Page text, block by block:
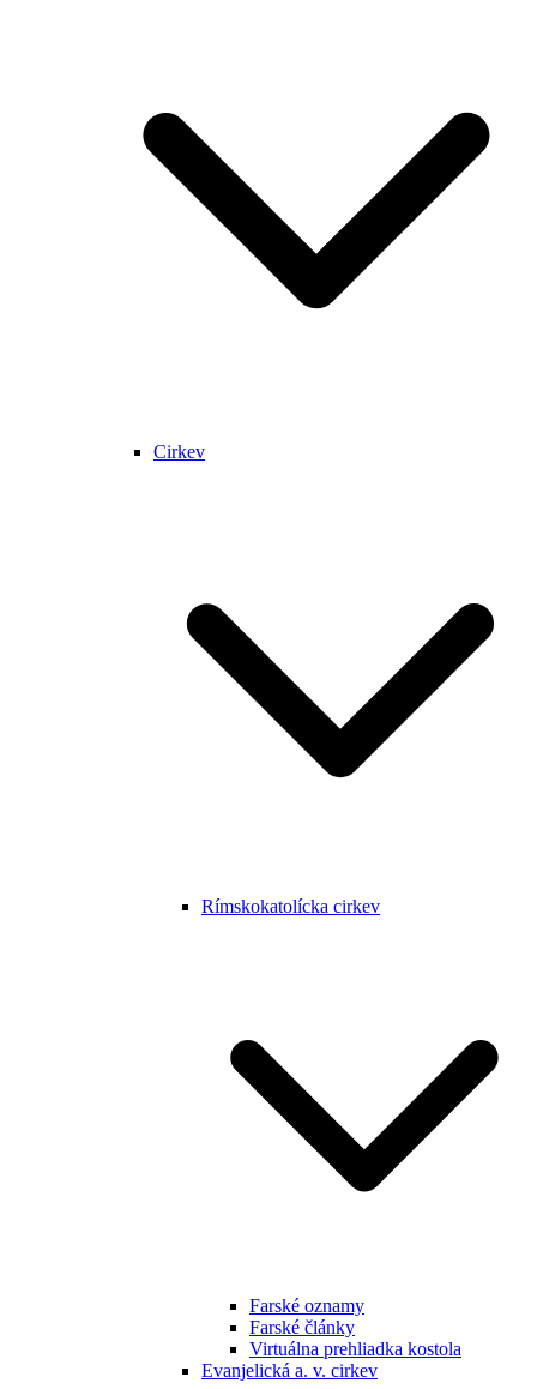
Cirkev
Rímskokatolícka cirkev
Farské oznamy
Farské články
Virtuálna prehliadka kostola
Evanjelická a. v. cirkev